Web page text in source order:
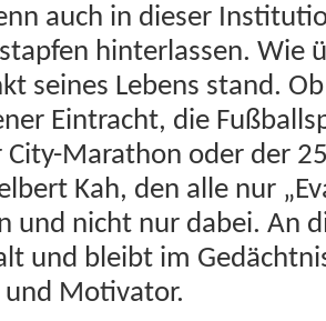
auch in dieser
hin­ter­lassen. Wie
seines Lebens stand.
Ein­tra­cht, die
City-Marathon oder der
Kah, den alle nur
und nicht nur dabei. An
und bleibt im
und Motivator.